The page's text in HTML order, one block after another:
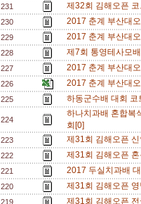
231 제32회 김해오픈
230 2017 춘계 부산대
229 2017 춘계 부산대
228 제7회 통영테사모
227 2017 춘계 부산대
226 2017 춘계 부산대
225 하동군수배 대회
224
하나치과배 혼합복
회[0]
223 제31회 김해오픈
222 제31회 김해오픈
221 2017 두실치과배
220 제31회 김해오픈
219 제31회 김해오픈